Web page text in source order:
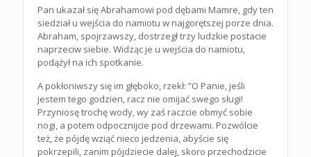
Pan ukazał się Abrahamowi pod dębami Mamre, gdy ten
siedział u wejścia do namiotu w najgorętszej porze dnia.
Abraham, spojrzawszy, dostrzegł trzy ludzkie postacie
naprzeciw siebie. Widząc je u wejścia do namiotu,
podążył na ich spotkanie.
A pokłoniwszy się im głęboko, rzekł: ”O Panie, jeśli
jestem tego godzien, racz nie omijać swego sługi!
Przyniosę trochę wody, wy zaś raczcie obmyć sobie
nogi, a potem odpocznijcie pod drzewami. Pozwólcie
też, że pójdę wziąć nieco jedzenia, abyście się
pokrzepili, zanim pójdziecie dalej, skoro przechodzicie